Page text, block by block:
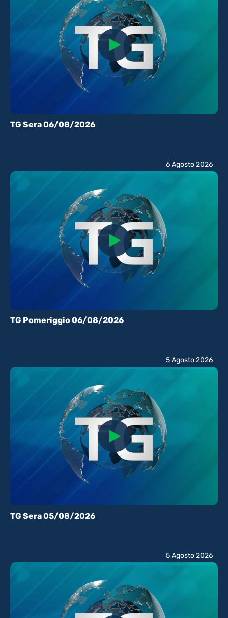
TG Sera 06/08/2026
TG Pomeriggio 06/08/2026
6 Agosto 2026
TG Sera 05/08/2026
5 Agosto 2026
5 Agosto 2026